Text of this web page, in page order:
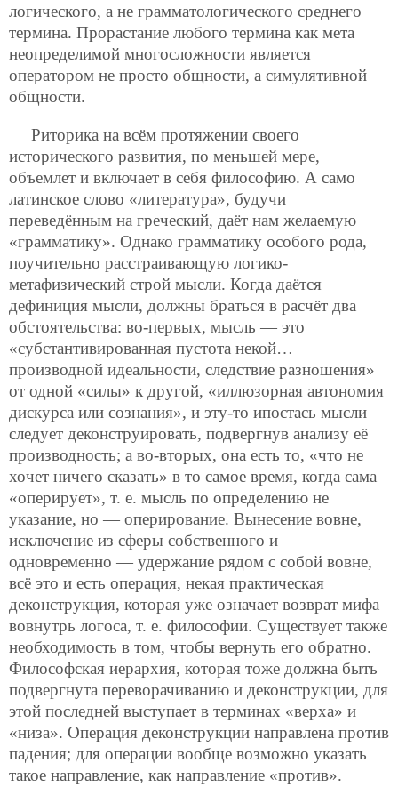
логического, а не грамматологического среднего
термина. Прорастание любого термина как мета
неопределимой многосложности является
оператором не просто общности, а симулятивной
общности.
Риторика на всём протяжении своего
исторического развития, по меньшей мере,
объемлет и включает в себя философию. А само
латинское слово «литература», будучи
переведённым на греческий, даёт нам желаемую
«грамматику». Однако грамматику особого рода,
поучительно расстраивающую логико-
метафизический строй мысли. Когда даётся
дефиниция мысли, должны браться в расчёт два
обстоятельства: во-первых, мысль — это
«субстантивированная пустота некой…
производной идеальности, следствие разношения»
от одной «силы» к другой, «иллюзорная автономия
дискурса или сознания», и эту-то ипостась мысли
следует деконструировать, подвергнув анализу её
производность; а во-вторых, она есть то, «что не
хочет ничего сказать» в то самое время, когда сама
«оперирует», т. е. мысль по определению не
указание, но — оперирование. Вынесение вовне,
исключение из сферы собственного и
одновременно — удержание рядом с собой вовне,
всё это и есть операция, некая практическая
деконструкция, которая уже означает возврат мифа
вовнутрь логоса, т. е. философии. Существует также
необходимость в том, чтобы вернуть его обратно.
Философская иерархия, которая тоже должна быть
подвергнута переворачиванию и деконструкции, для
этой последней выступает в терминах «верха» и
«низа». Операция деконструкции направлена против
падения; для операции вообще возможно указать
такое направление, как направление «против».